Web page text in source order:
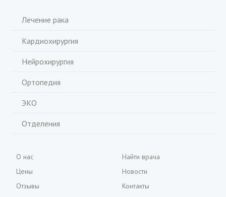
Лечение рака
Кардиохирургия
Нейрохирургия
Ортопедия
ЭКО
Отделения
О нас
Цены
Отзывы
Найти врача
Новости
Контакты